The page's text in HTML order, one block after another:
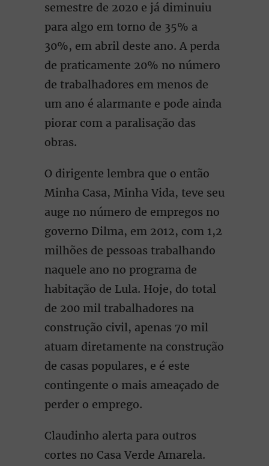
semestre de 2020 e já diminuiu
para algo em torno de 35% a
30%, em abril deste ano. A perda
de praticamente 20% no número
de trabalhadores em menos de
um ano é alarmante e pode ainda
piorar com a paralisação das
obras.
O dirigente lembra que o então
Minha Casa, Minha Vida, teve seu
auge no número de empregos no
governo Dilma, em 2012, com 1,2
milhões de pessoas trabalhando
naquele ano no programa de
habitação de Lula. Hoje, do total
de 200 mil trabalhadores na
construção civil, apenas 70 mil
atuam diretamente na construção
de casas populares, e é este
contingente o mais ameaçado de
perder o emprego.
Claudinho alerta para outros
cortes no Casa Verde Amarela.